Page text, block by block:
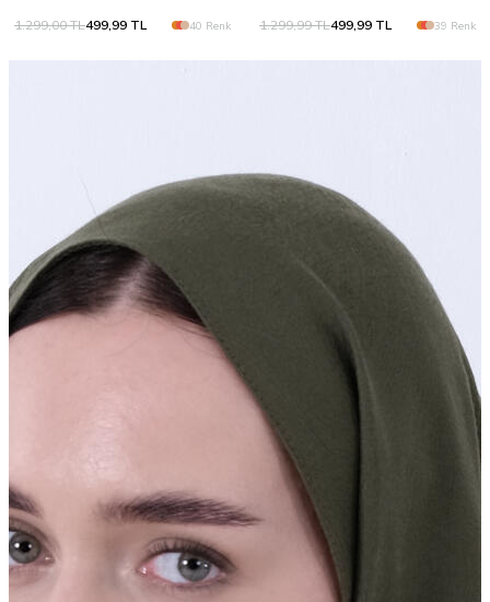
1.299,00TL499,99 TL 40 Renk 1.299,99TL499,99 TL 39 Renk